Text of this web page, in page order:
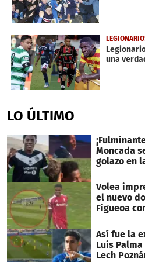
una
LO ÚLTIMO
Moncada
golazo en
Volea
el nuevo
Figueoa
Así fue la
Luis
Lech